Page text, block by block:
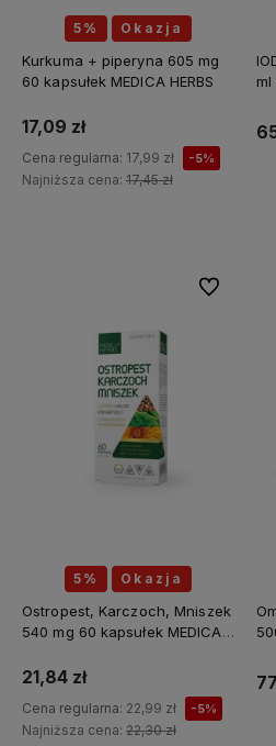
5% Okazja
Kurkuma + piperyna 605 mg
60 kapsułek MEDICA HERBS
17,09 zł
Cena regularna: 17,99 zł -5%
Najniższa cena: 17,45 zł
5% Okazja
Ostropest, Karczoch, Mniszek
540 mg 60 kapsułek MEDICA
21,84 zł
Cena regularna: 22,99 zł -5%
Najniższa cena: 22,30 zł
Do